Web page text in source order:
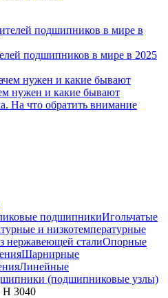
подшипников в мире в 2025
нужен и какие бывают
На что обратить внимание
подшипникиИгольчатые
и низкотемпературные
нержавеющей сталиОпорные
Шарнирные
Линейные
(подшипниковые узлы)
H 3040